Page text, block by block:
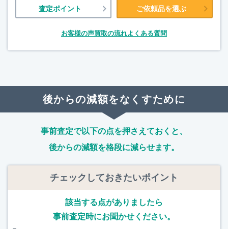
査定ポイント ご依頼品を選ぶ
お客様の声買取の流れよくある質問
後からの減額をなくすために
事前査定で以下の点を押さえておくと、
後からの減額を格段に減らせます。
チェックしておきたいポイント
該当する点がありましたら
事前査定時にお聞かせください。